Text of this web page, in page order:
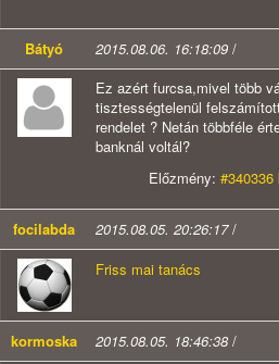
Bátyó 2015.08.06. 16:18:09 /
Ez azért furcsa,mivel több
tisztességtelenül
rendelet ? Netán többféle
banknál voltál?
Előzmény:
focilabda 2015.08.05. 20:26:17/
Friss mai tanács
kormoska 2015.08.05. 18:46:38 /